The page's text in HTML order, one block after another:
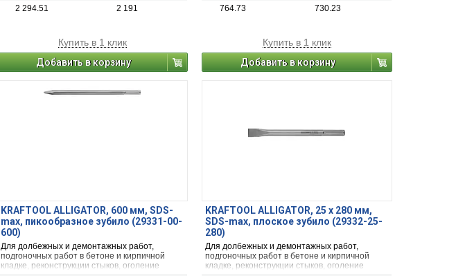
2 294.51 2 191
Купить в 1 клик
Добавить в корзину
764.73 730.23
Купить в 1 клик
Добавить в корзину
KRAFTOOL ALLIGATOR, 600 мм, SDS-
max, пикообразное зубило (29331-00-
600)
Для долбежных и демонтажных работ,
подгоночных работ в бетоне и кирпичной
кладке, реконструкции стыков, оголение
KRAFTOOL ALLIGATOR, 25 х 280 мм,
SDS-max, плоское зубило (29332-25-
280)
Для долбежных и демонтажных работ,
подгоночных работ в бетоне и кирпичной
кладке, реконструкции стыков, оголение